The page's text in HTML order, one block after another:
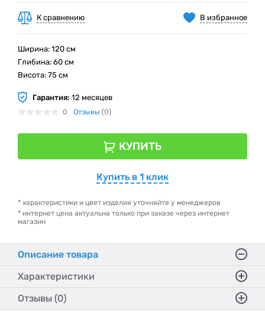
В избранное
К сравнению
Ширина: 120 см
Глибина: 60 см
Висота: 75 см
Гарантия: 12 месяцев
0 Отзывы (0)
КУПИТЬ
Купить в 1 клик
* характеристики и цвет изделия уточняйте у менеджеров
* интернет цена актуальна только при заказе через интернет
магазин
Описание товара
Характеристики
Отзывы (0)